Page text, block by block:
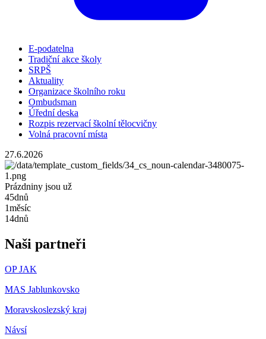
E-podatelna
Tradiční akce školy
SRPŠ
Aktuality
Organizace školního roku
Ombudsman
Úřední deska
Rozpis rezervací školní tělocvičny
Volná pracovní místa
27.6.2026
Prázdniny jsou už
45dnů
1měsíc
14dnů
Naši partneři
OP JAK
MAS Jablunkovsko
Moravskoslezský kraj
Návsí